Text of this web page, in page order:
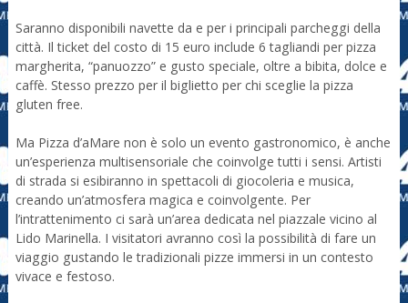
Saranno disponibili navette da e per i principali parcheggi della
città. Il ticket del costo di 15 euro include 6 tagliandi per pizza
margherita, “panuozzo” e gusto speciale, oltre a bibita, dolce e
caffè. Stesso prezzo per il biglietto per chi sceglie la pizza
gluten free.
Ma Pizza d’aMare non è solo un evento gastronomico, è anche
un’esperienza multisensoriale che coinvolge tutti i sensi. Artisti
di strada si esibiranno in spettacoli di giocoleria e musica,
creando un’atmosfera magica e coinvolgente. Per
l’intrattenimento ci sarà un’area dedicata nel piazzale vicino al
Lido Marinella. I visitatori avranno così la possibilità di fare un
viaggio gustando le tradizionali pizze immersi in un contesto
vivace e festoso.